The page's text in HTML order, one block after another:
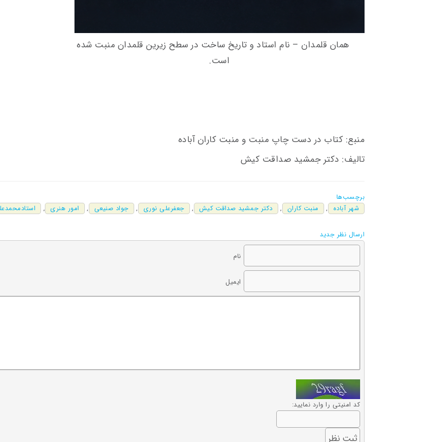
همان قلمدان – نام استاد و تاریخ ساخت در سطح زیرین قلمدان منبت شده
است.
منبع: کتاب در دست چاپ منبت و منبت کاران آباده
تالیف: دکتر جمشید صداقت کیش
برچسب‌ها
شهر آباده
, منبت کاران , دکتر جمشید صداقت کیش , جعفرعلی نوری , جواد صنیعی , امور هنری ,
ارسال نظر جدید
نام
ایمیل
کد امنیتی را وارد نمایید: